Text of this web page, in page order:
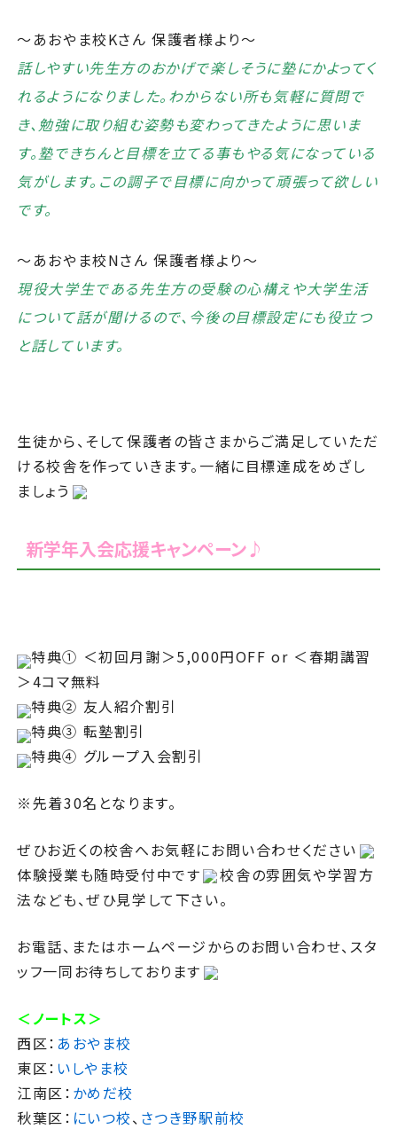
～あおやま校Kさん 保護者様より～
話しやすい先生方のおかげで楽しそうに塾にかよってく
れるようになりました。わからない所も気軽に質問で
き、勉強に取り組む姿勢も変わってきたように思いま
す。塾できちんと目標を立てる事もやる気になっている
気がします。この調子で目標に向かって頑張って欲しい
です。
～あおやま校Nさん 保護者様より～
現役大学生である先生方の受験の心構えや大学生活
について話が聞けるので、今後の目標設定にも役立つ
と話しています。
生徒から、そして保護者の皆さまからご満足していただ
ける校舎を作っていきます。一緒に目標達成をめざし
ましょう
新学年入会応援キャンペーン♪
特典① ＜初回月謝＞5,000円OFF or ＜春期講習
＞4コマ無料
特典② 友人紹介割引
特典③ 転塾割引
特典④ グループ入会割引
※先着30名となります。
ぜひお近くの校舎へお気軽にお問い合わせください
体験授業も随時受付中です
校舎の雰囲気や学習方
法なども、ぜひ見学して下さい。
お電話、またはホームページからのお問い合わせ、スタ
ッフ一同お待ちしております
＜ノートス＞
西区： あおやま校
東区： いしやま校
江南区： かめだ校
秋葉区： にいつ校、 さつき野駅前校